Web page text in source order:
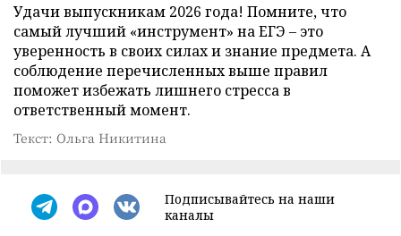
Удачи выпускникам 2026 года! Помните, что
самый лучший «инструмент» на ЕГЭ – это
уверенность в своих силах и знание предмета. А
соблюдение перечисленных выше правил
поможет избежать лишнего стресса в
ответственный момент.
Текст: Ольга Никитина
Подписывайтесь на наши
каналы